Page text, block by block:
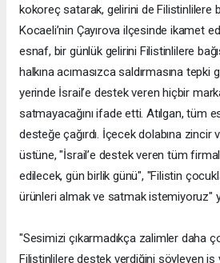
kokoreç satarak, gelirini de Filistinlilere
Kocaeli’nin Çayırova ilçesinde ikamet
esnaf, bir günlük gelirini Filistinlilere
halkına acımasızca saldırmasına tepki
yerinde İsrail’e destek veren hiçbir
satmayacağını ifade etti. Atılgan, tüm
desteğe çağırdı. İçecek dolabına zincir
üstüne, "İsrail’e destek veren tüm
edilecek, gün birlik günü", "Filistin
ürünleri almak ve satmak istemiyoruz"
"Sesimizi çıkarmadıkça zalimler daha
Filistinlilere destek verdiğini söyleyen iş